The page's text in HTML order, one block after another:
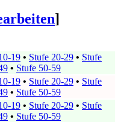
]
19 • Stufe 20-29 • Stufe
• Stufe 50-59
19 • Stufe 20-29 • Stufe
• Stufe 50-59
19 • Stufe 20-29 • Stufe
• Stufe 50-59